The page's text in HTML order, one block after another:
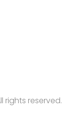
rights reserved.